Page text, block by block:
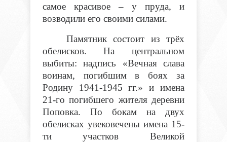
самое красивое – у пруда, и
возводили его своими силами.
Памятник состоит из трёх
обелисков. На центральном
выбиты: надпись «Вечная слава
воинам, погибшим в боях за
Родину 1941-1945 гг.» и имена
21-го погибшего жителя деревни
Поповка. По бокам на двух
обелисках увековечены имена 15-
ти участков Великой